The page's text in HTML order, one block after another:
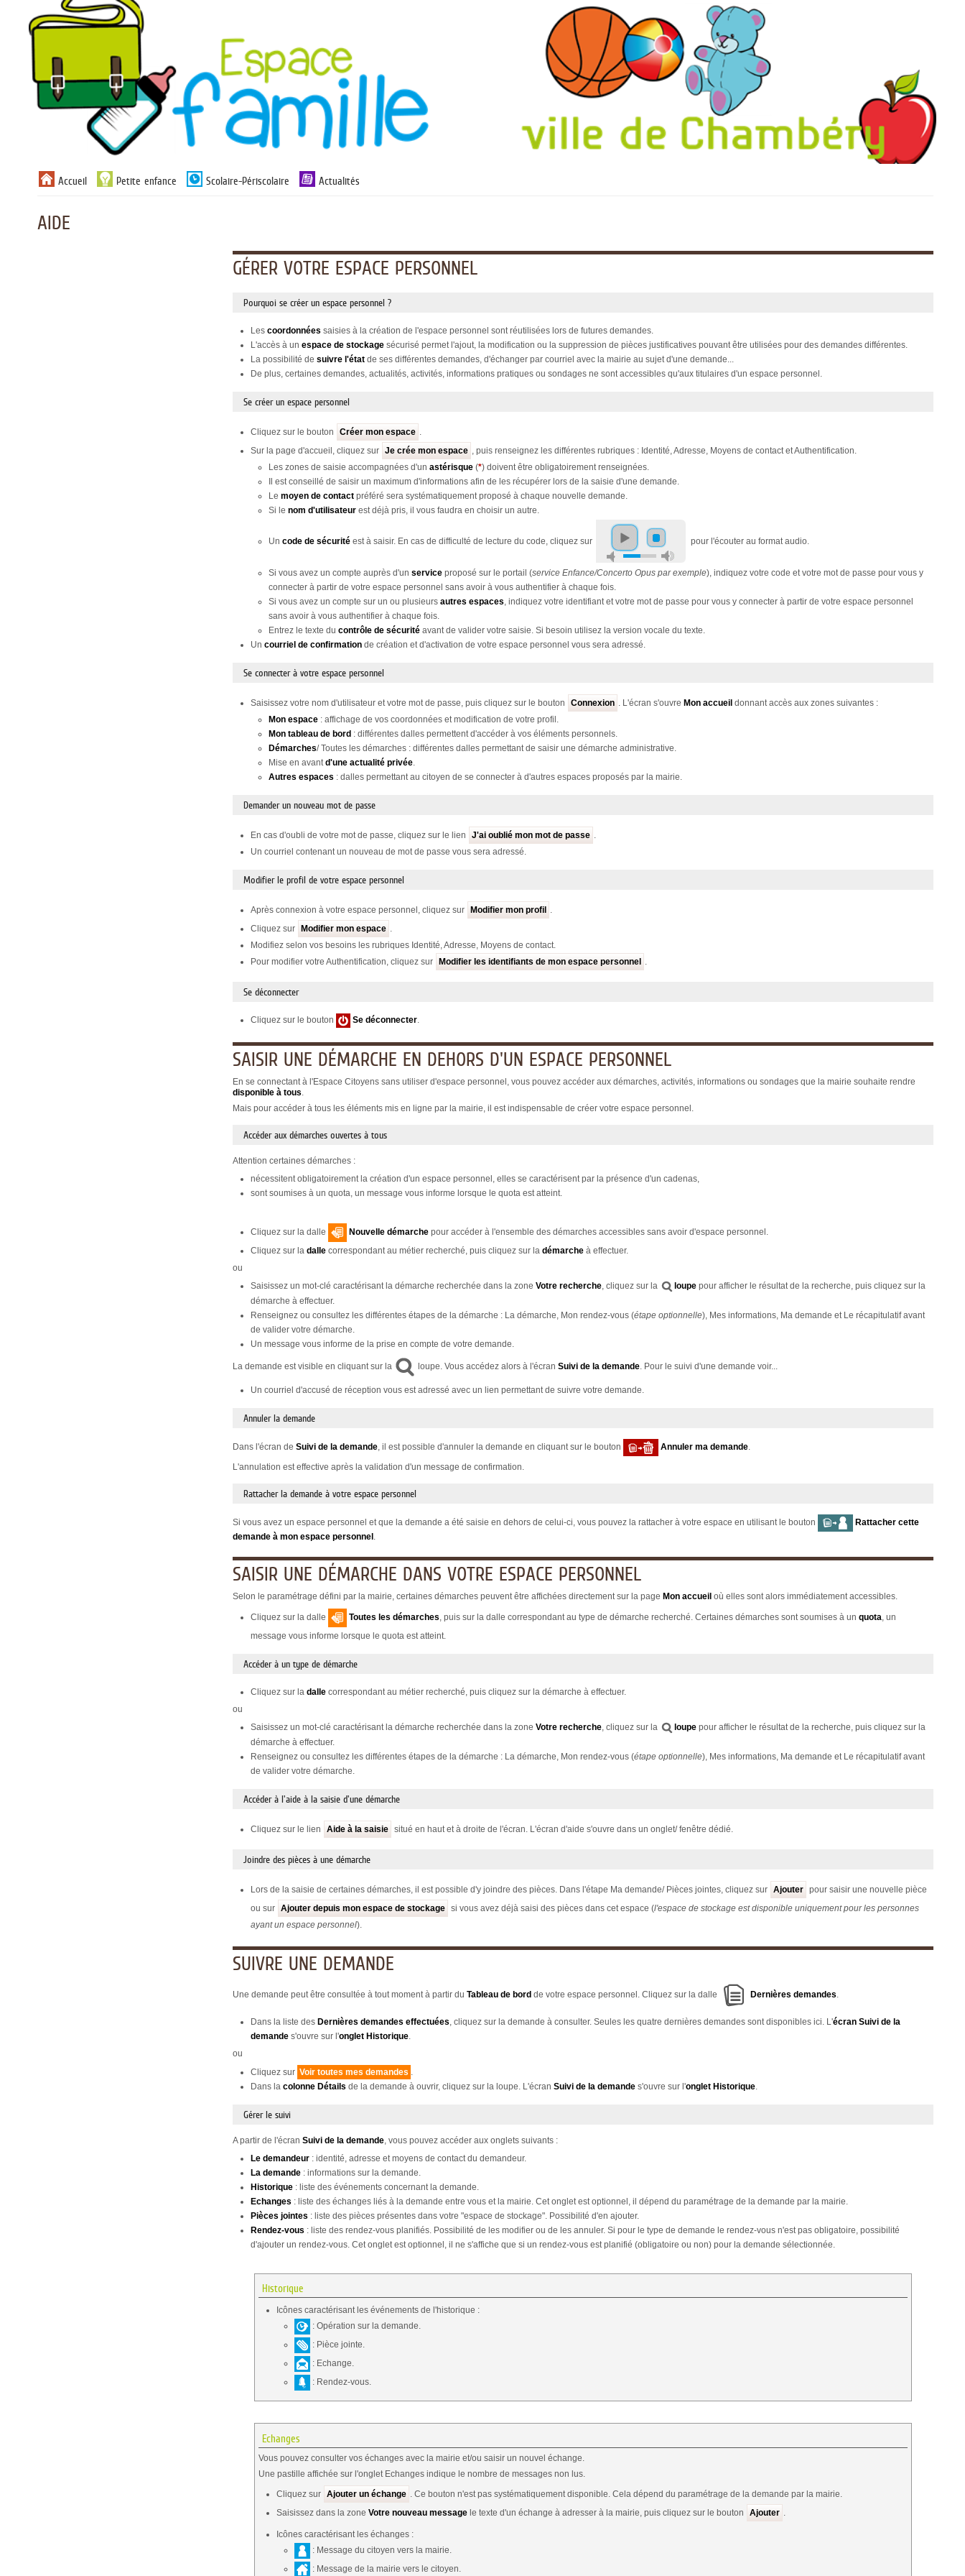
Liste
des
Accueil Petite enfance Scolaire-Périscolaire Actualités
AIDE
GÉRER VOTRE ESPACE PERSONNEL
Pourquoi se créer un espace personnel ?
Les coordonnées saisies à la création de l'espace personnel sont réutilisées lors de futures demandes.
L'accès à un espace de stockage sécurisé permet l'ajout, la modification ou la suppression de pièces justificatives pouvant être utilisées pour des demandes différentes.
La possibilité de suivre l'état de ses différentes demandes, d'échanger par courriel avec la mairie au sujet d'une demande...
De plus, certaines demandes, actualités, activités, informations pratiques ou sondages ne sont accessibles qu'aux titulaires d'un espace personnel.
Se créer un espace personnel
Cliquez sur le bouton Créer mon espace .
Sur la page d'accueil, cliquez sur Je crée mon espace , puis renseignez les différentes rubriques : Identité, Adresse, Moyens de contact et Authentification.
Les zones de saisie accompagnées d'un astérisque (*) doivent être obligatoirement renseignées.
Il est conseillé de saisir un maximum d'informations afin de les récupérer lors de la saisie d'une demande.
Le moyen de contact préféré sera systématiquement proposé à chaque nouvelle demande.
Si le nom d'utilisateur est déjà pris, il vous faudra en choisir un autre.
Un code de sécurité est à saisir. En cas de difficulté de lecture du code, cliquez sur pour l'écouter au format audio.
Si vous avez un compte auprès d'un service proposé sur le portail (service Enfance/Concerto Opus par exemple), indiquez votre code et votre mot de passe pour vous y
connecter à partir de votre espace personnel sans avoir à vous authentifier à chaque fois.
Si vous avez un compte sur un ou plusieurs autres espaces, indiquez votre identifiant et votre mot de passe pour vous y connecter à partir de votre espace personnel
sans avoir à vous authentifier à chaque fois.
Entrez le texte du contrôle de sécurité avant de valider votre saisie. Si besoin utilisez la version vocale du texte.
Un courriel de confirmation de création et d'activation de votre espace personnel vous sera adressé.
Se connecter à votre espace personnel
Saisissez votre nom d'utilisateur et votre mot de passe, puis cliquez sur le bouton Connexion . L'écran s'ouvre Mon accueil donnant accès aux zones suivantes :
Mon espace : affichage de vos coordonnées et modification de votre profil.
Mon tableau de bord : différentes dalles permettent d'accéder à vos éléments personnels.
Démarches/ Toutes les démarches : différentes dalles permettant de saisir une démarche administrative.
Mise en avantd'une actualité privée.
Autres espaces : dalles permettant au citoyen de se connecter à d'autres espaces proposés par la mairie.
Demander un nouveau mot de passe
En cas d'oubli de votre mot de passe, cliquez sur le lien J'ai oublié mon mot de passe .
Un courriel contenant un nouveau de mot de passe vous sera adressé.
Modifier le profil de votre espace personnel
Après connexion à votre espace personnel, cliquez sur Modifier mon profil
.
Cliquez sur
Modifier mon espace .
Modifiez selon vos besoins les rubriques Identité, Adresse, Moyens de contact.
Pour modifier votre Authentification, cliquez sur
Modifier les identifiants de mon espace personnel .
Se déconnecter
Cliquez sur le bouton Se déconnecter.
SAISIR UNE DÉMARCHE EN DEHORS D'UN ESPACE PERSONNEL
En se connectant à l'Espace Citoyens sans utiliser d'espace personnel, vous pouvez accéder aux démarches, activités, informations ou sondages que la mairie souhaite rendre
disponible à tous.
Mais pour accéder à tous les éléments mis en ligne par la mairie, il est indispensable de créer votre espace personnel.
Accéder aux démarches ouvertes à tous
Attention certaines démarches :
nécessitent obligatoirement la création d'un espace personnel, elles se caractérisent par la présence d'un cadenas,
sont soumises à un quota, un message vous informe lorsque le quota est atteint.
Cliquez sur la dalle Nouvelle démarche pour accéder à l'ensemble des démarches accessibles sans avoir d'espace personnel.
Cliquez sur la dalle correspondant au métier recherché, puis cliquez sur la démarche à effectuer.
ou
Saisissez un mot-clé caractérisant la démarche recherchée dans la zone Votre recherche, cliquez sur la loupe pour afficher le résultat de la recherche, puis cliquez sur la
démarche à effectuer.
Renseignez ou consultez les différentes étapes de la démarche : La démarche, Mon rendez-vous (étape optionnelle), Mes informations, Ma demande et Le récapitulatif avant
de valider votre démarche.
Un message vous informe de la prise en compte de votre demande.
La demande est visible en cliquant sur la loupe. Vous accédez alors à l'écran Suivi de la demande. Pour le suivi d'une demande voir...
Un courriel d'accusé de réception vous est adressé avec un lien permettant de suivre votre demande.
Annuler la demande
Dans l'écran de Suivi de la demande, il est possible d'annuler la demande en cliquant sur le bouton Annuler ma demande.
L'annulation est effective après la validation d'un message de confirmation.
Rattacher la demande à votre espace personnel
Si vous avez un espace personnel et que la demande a été saisie en dehors de celui-ci, vous pouvez la rattacher à votre espace en utilisant le bouton
Rattacher cette
demande à mon espace personnel
SAISIR UNE DÉMARCHE DANS VOTRE ESPACE PERSONNEL
Selon le paramétrage défini par la mairie, certaines démarches peuvent être affichées directement sur la page Mon accueil où elles sont alors immédiatement accessibles.
Cliquez sur la dalle Toutes les démarches, puis sur la dalle correspondant au type de démarche recherché. Certaines démarches sont soumises à un quota, un
message vous informe lorsque le quota est atteint.
Accéder à un type de démarche
Cliquez sur la dalle correspondant au métier recherché, puis cliquez sur la démarche à effectuer.
ou
Saisissez un mot-clé caractérisant la démarche recherchée dans la zone Votre recherche, cliquez sur la loupe pour afficher le résultat de la recherche, puis cliquez sur la
démarche à effectuer.
Renseignez ou consultez les différentes étapes de la démarche : La démarche, Mon rendez-vous (étape optionnelle), Mes informations, Ma demande et Le récapitulatif avant
de valider votre démarche.
Accéder à l'aide à la saisie d'une démarche
Cliquez sur le lien Aide à la saisie situé en haut et à droite de l'écran. L'écran d'aide s'ouvre dans un onglet/ fenêtre dédié.
Joindre des pièces à une démarche
Lors de la saisie de certaines démarches, il est possible d'y joindre des pièces. Dans l'étape Ma demande/ Pièces jointes, cliquez sur Ajouter pour saisir une nouvelle pièce
ou sur Ajouter depuis mon espace de stockage si vous avez déjà saisi des pièces dans cet espace (l'espace de stockage est disponible uniquement pour les personnes
ayant un espace personnel).
SUIVRE UNE DEMANDE
Une demande peut être consultée à tout moment à partir du Tableau de bord de votre espace personnel. Cliquez sur la dalle Dernières demandes.
Dans la liste des Dernières demandes effectuées, cliquez sur la demande à consulter. Seules les quatre dernières demandes sont disponibles ici. L'écran Suivi de la
demande s'ouvre sur l'onglet Historique.
ou
Cliquez sur Voir toutes mes demandes
Dans la colonne Détails de la demande à ouvrir, cliquez sur la loupe. L'écran Suivi de la demande s'ouvre sur l'onglet Historique
Gérer le suivi
A partir de l'écran Suivi de la demande , vous pouvez accéder aux onglets suivants :
Le demandeur : identité, adresse et moyens de contact du demandeur.
La demande : informations sur la demande.
Historique : liste des événements concernant la demande.
Echanges : liste des échanges liés à la demande entre vous et la mairie. Cet onglet est optionnel, il dépend du paramétrage de la demande par la mairie.
Pièces jointes : liste des pièces présentes dans votre "espace de stockage". Possibilité d'en ajouter.
Rendez-vous : liste des rendez-vous planifiés. Possibilité de les modifier ou de les annuler. Si pour le type de demande le rendez-vous n'est pas obligatoire, possibilité
d'ajouter un rendez-vous. Cet onglet est optionnel, il ne s'affiche que si un rendez-vous est planifié (obligatoire ou non) pour la demande sélectionnée.
Historique
Icônes caractérisant les événements de l'historique :
: Opération sur la demande.
: Pièce jointe.
: Echange.
: Rendez-vous.
Echanges
Vous pouvez consulter vos échanges avec la mairie et/ou saisir un nouvel échange.
Une pastille affichée sur l'onglet Echanges indique le nombre de messages non lus.
Cliquez sur Ajouter un échange . Ce bouton n'est pas systématiquement disponible. Cela dépend du paramétrage de la demande par la mairie.
Saisissez dans la zone Votre nouveau message le texte d'un échange à adresser à la mairie, puis cliquez sur le bouton Ajouter .
Icônes caractérisant les échanges :
: Message du citoyen vers la mairie.
: Message de la mairie vers le citoyen.